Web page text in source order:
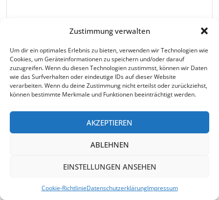
Zustimmung verwalten
Um dir ein optimales Erlebnis zu bieten, verwenden wir Technologien wie
Cookies, um Geräteinformationen zu speichern und/oder darauf
zuzugreifen. Wenn du diesen Technologien zustimmst, können wir Daten
wie das Surfverhalten oder eindeutige IDs auf dieser Website
verarbeiten. Wenn du deine Zustimmung nicht erteilst oder zurückziehst,
können bestimmte Merkmale und Funktionen beeinträchtigt werden.
AKZEPTIEREN
ABLEHNEN
EINSTELLUNGEN ANSEHEN
Cookie-RichtlinieDatenschutzerklärungImpressum
Website einverstanden und stimme der Speicherung
meiner IP-Adresse zu.
Name *
E-Mail-Adresse